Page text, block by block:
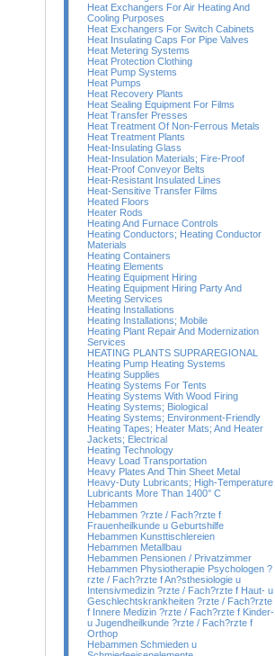
Heat Exchangers For Air Heating And
Cooling Purposes
Heat Exchangers For Switch Cabinets
Heat Insulating Caps For Pipe Valves
Heat Metering Systems
Heat Protection Clothing
Heat Pump Systems
Heat Pumps
Heat Recovery Plants
Heat Sealing Equipment For Films
Heat Transfer Presses
Heat Treatment Of Non-Ferrous Metals
Heat Treatment Plants
Heat-Insulating Glass
Heat-Insulation Materials; Fire-Proof
Heat-Proof Conveyor Belts
Heat-Resistant Insulated Lines
Heat-Sensitive Transfer Films
Heated Floors
Heater Rods
Heating And Furnace Controls
Heating Conductors; Heating Conductor
Materials
Heating Containers
Heating Elements
Heating Equipment Hiring
Heating Equipment Hiring Party And
Meeting Services
Heating Installations
Heating Installations; Mobile
Heating Plant Repair And Modernization
Services
HEATING PLANTS SUPRAREGIONAL
Heating Pump Heating Systems
Heating Supplies
Heating Systems For Tents
Heating Systems With Wood Firing
Heating Systems; Biological
Heating Systems; Environment-Friendly
Heating Tapes; Heater Mats; And Heater
Jackets; Electrical
Heating Technology
Heavy Load Transportation
Heavy Plates And Thin Sheet Metal
Heavy-Duty Lubricants; High-Temperature
Lubricants More Than 1400° C
Hebammen
Hebammen ?rzte / Fach?rzte f
Frauenheilkunde u Geburtshilfe
Hebammen Kunsttischlereien
Hebammen Metallbau
Hebammen Pensionen / Privatzimmer
Hebammen Physiotherapie Psychologen ?
rzte / Fach?rzte f An?sthesiologie u
Intensivmedizin ?rzte / Fach?rzte f Haut- u
Geschlechtskrankheiten ?rzte / Fach?rzte
f Innere Medizin ?rzte / Fach?rzte f Kinder-
u Jugendheilkunde ?rzte / Fach?rzte f
Orthop
Hebammen Schmieden u